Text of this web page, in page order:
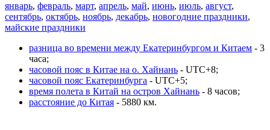
январь, февраль, март, апрель, май, июнь, июль, август,
сентябрь, октябрь, ноябрь, декабрь, новогодние праздники,
майские праздники
разница во времени между Екатеринбургом и Китаем - 3
часа;
часовой пояс в Китае на о. Хайнань - UTC+8;
часовой пояс Екатеринбурга - UTC+5;
время полета в Китай на остров Хайнань - 8 часов;
расстояние до Китая - 5880 км.